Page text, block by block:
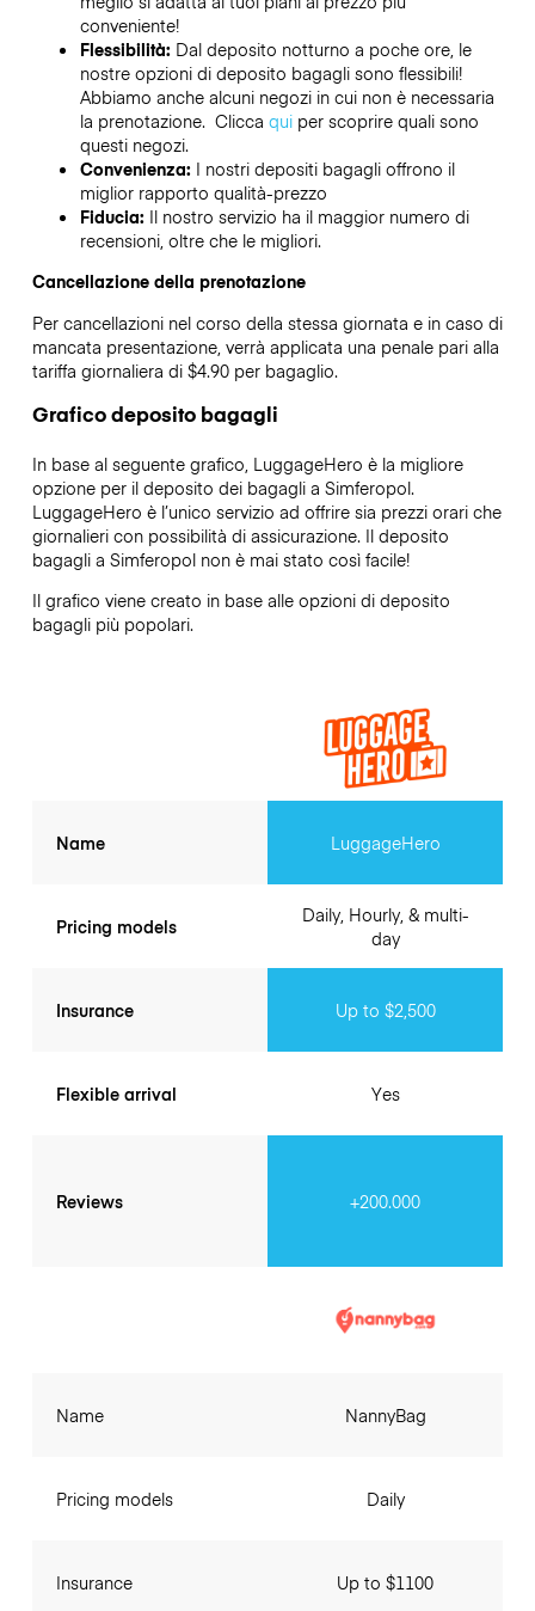
conveniente!
Flessibilità: Dal deposito notturno a poche ore, le
nostre opzioni di deposito bagagli sono flessibili!
Abbiamo anche alcuni negozi in cui non è necessaria
la prenotazione. Clicca quiper scoprire quali sono
questi negozi.
Convenienza: I nostri depositi bagagli offrono il
miglior rapporto qualità-prezzo
Fiducia: Il nostro servizio ha il maggior numero di
recensioni, oltre che le migliori.
Cancellazione della prenotazione
Per cancellazioni nel corso della stessa giornata e in caso di
mancata presentazione, verrà applicata una penale pari alla
tariffa giornaliera di $4.90 per bagaglio.
Grafico deposito bagagli
In base al seguente grafico, LuggageHero è la migliore
opzione per il deposito dei bagagli a Simferopol.
LuggageHero è l’unico servizio ad offrire sia prezzi orari che
giornalieri con possibilità di assicurazione. Il deposito
bagagli a Simferopolnon è mai stato così facile!
Il grafico viene creato in base alle opzioni di deposito
bagagli più popolari.
Name
Pricing models
Insurance
Flexible arrival
Reviews
LuggageHero
Daily, Hourly, & multi-
day
Up to $2,500
Yes
+200.000
Name
Pricing models
Insurance
NannyBag
Daily
Up to $1100